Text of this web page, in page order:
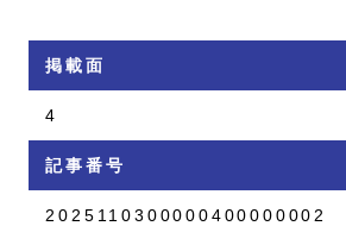
掲載面
4
記事番号
2025110300000400000002